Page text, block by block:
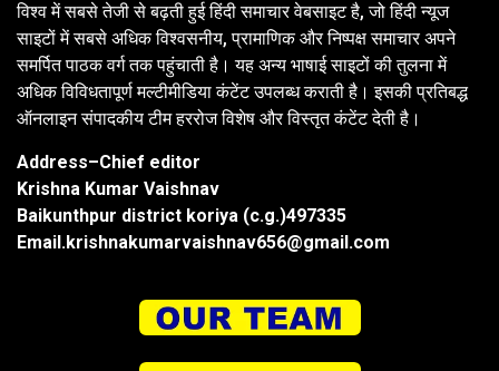
विश्व में सबसे तेजी से बढ़ती हुई हिंदी समाचार वेबसाइट है, जो हिंदी न्यूज
साइटों में सबसे अधिक विश्वसनीय, प्रामाणिक और निष्पक्ष समाचार अपने
समर्पित पाठक वर्ग तक पहुंचाती है। यह अन्य भाषाई साइटों की तुलना में
अधिक विविधतापूर्ण मल्टीमीडिया कंटेंट उपलब्ध कराती है। इसकी प्रतिबद्ध
ऑनलाइन संपादकीय टीम हररोज विशेष और विस्तृत कंटेंट देती है।
Address–Chief editor
Krishna Kumar Vaishnav
Baikunthpur district koriya (c.g.)497335
Email.krishnakumarvaishnav656@gmail.com